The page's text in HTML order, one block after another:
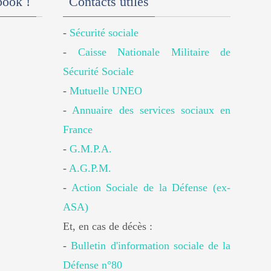
- Sécurité sociale
- Caisse Nationale Militaire de
Sécurité Sociale
-Mutuelle UNEO
-Annuaire des services sociaux en
France
-G.M.P.A.
-A.G.P.M.
- Action Sociale de la Défense (ex-
ASA)
Et, en cas de décès :
-Bulletin d'information sociale de la
Défense n°80